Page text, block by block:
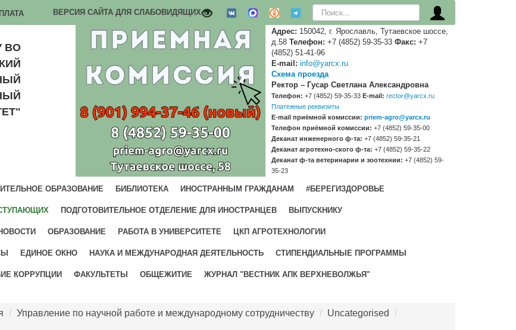
ВЕРСИЯ САЙТА ДЛЯ СЛАБОВИДЯЩИХ Искать...
ВО
Адрес: 150042, г. Ярославль, Тутаевское шоссе,
д.58 Телефон: +7 (4852) 59-35-33 Факс: +7
(4852) 51-41-96
E-mail: info@yarcx.ru
Схема проезда
Ректор – Гусар Светлана Александровна
Телефон: +7 (4852) 59-35-33 E-mail: rector@yarcx.ru
Платежные реквизиты
E-mail приёмной комиссии: priem-agro@yarcx.ru
Телефон приёмной комиссии: +7 (4852) 59-35-00
Деканат инженерного ф-та: +7 (4852) 59-35-21
Деканат агротехно-ского ф-та: +7 (4852) 59-35-22
Деканат ф-та ветеринарии и зоотехнии: +7 (4852) 59-
35-23
ОБРАЗОВАНИЕ БИБЛИОТЕКА ИНОСТРАННЫМ ГРАЖДАНАМ #БЕРЕГИЗДОРОВЬЕ
ПОДГОТОВИТЕЛЬНОЕ ОТДЕЛЕНИЕ ДЛЯ ИНОСТРАНЦЕВ ВЫПУСКНИКУ
ОБРАЗОВАНИЕ РАБОТА В УНИВЕРСИТЕТЕ ЦКП АГРОТЕХНОЛОГИИ
ЕДИНОЕ ОКНО НАУКА И МЕЖДУНАРОДНАЯ ДЕЯТЕЛЬНОСТЬ СТИПЕНДИАЛЬНЫЕ ПРОГРАММЫ
КОРРУПЦИИ ФАКУЛЬТЕТЫ ОБЩЕЖИТИЕ ЖУРНАЛ "ВЕСТНИК АПК ВЕРХНЕВОЛЖЬЯ"
/ Управление по научной работе и международному сотрудничеству / Uncategorised
/